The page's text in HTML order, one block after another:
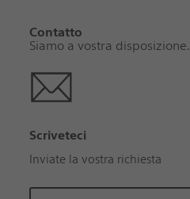
Contatto
Siamo a vostra disposizione.
Scriveteci
Inviate la vostra richiesta